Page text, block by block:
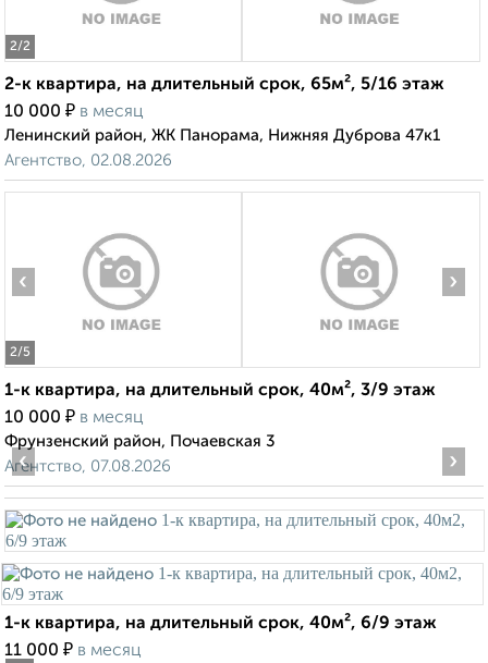
2/2
2-к квартира, на длительный срок, 65м², 5/16 этаж
10 000 ₽ в месяц
Ленинский район, ЖК Панорама, Нижняя Дуброва 47к1
Агентство, 02.08.2026
2/5
‹ ›
1-к квартира, на длительный срок, 40м², 3/9 этаж
10 000 ₽ в месяц
Фрунзенский район, Почаевская 3
Агентство, 07.08.2026
‹ ›
1-к квартира, на длительный срок, 40м², 6/9 этаж
11 000 ₽ в месяц